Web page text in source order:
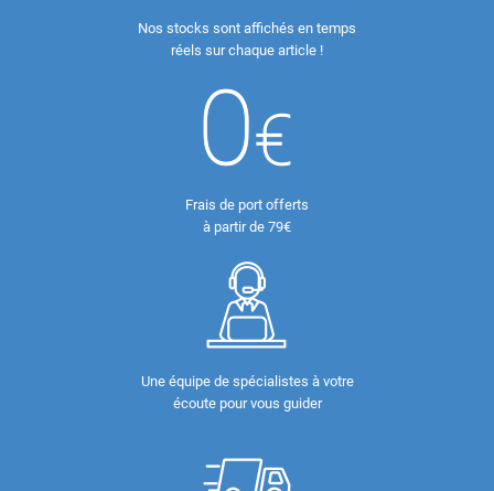
Nos stocks sont affichés en temps
réels sur chaque article !
Frais de port offerts
à partir de 79€
Une équipe de spécialistes à votre
écoute pour vous guider